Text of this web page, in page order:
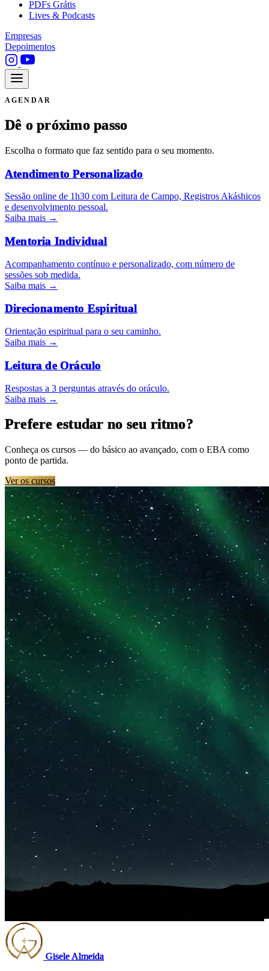
PDFs Grátis
Lives & Podcasts
Empresas
Depoimentos
AGENDAR
Dê o próximo passo
Escolha o formato que faz sentido para o seu momento.
Atendimento Personalizado
Sessão online de 1h30 com Leitura de Campo, Registros Akáshicos
e desenvolvimento pessoal.
Saiba mais →
Mentoria Individual
Acompanhamento contínuo e personalizado, com número de
sessões sob medida.
Saiba mais →
Direcionamento Espiritual
Orientação espiritual para o seu caminho.
Saiba mais →
Leitura de Oráculo
Respostas a 3 perguntas através do oráculo.
Saiba mais →
Prefere estudar no seu ritmo?
Conheça os cursos — do básico ao avançado, com o EBA como
ponto de partida.
Ver os cursos
Gisele Almeida